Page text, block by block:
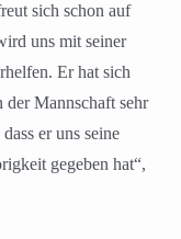
sich schon auf
uns mit seiner
Er hat sich
der Mannschaft sehr
er uns seine
gegeben hat“,